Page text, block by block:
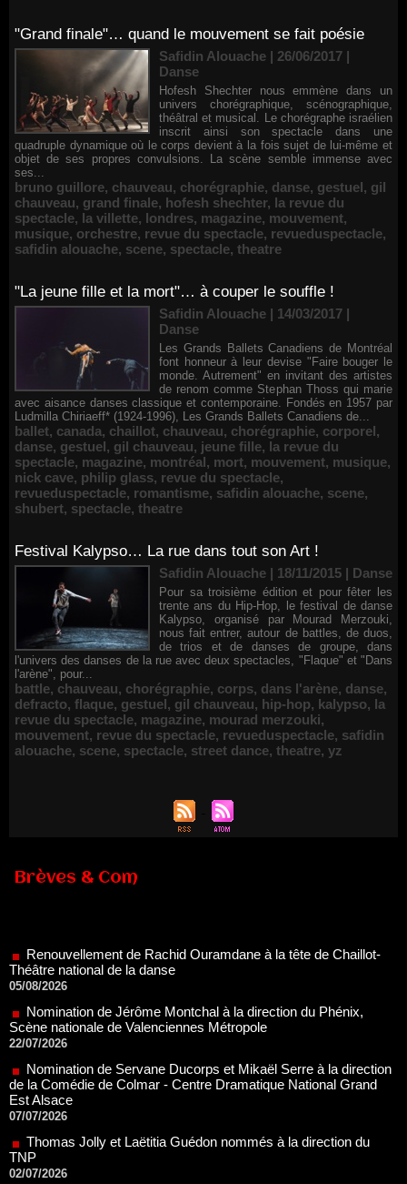
"Grand finale"… quand le mouvement se fait poésie
Safidin Alouache | 26/06/2017 |
Danse
Hofesh Shechter nous emmène dans un
univers chorégraphique, scénographique,
théâtral et musical. Le chorégraphe israélien
inscrit ainsi son spectacle dans une
quadruple dynamique où le corps devient à la fois sujet de lui-même et
objet de ses propres convulsions. La scène semble immense avec
ses...
bruno guillore, chauveau, chorégraphie, danse, gestuel, gil
chauveau, grand finale, hofesh shechter, la revue du
spectacle, la villette, londres, magazine, mouvement,
musique, orchestre, revue du spectacle, revueduspectacle,
safidin alouache, scene, spectacle, theatre
"La jeune fille et la mort"… à couper le souffle !
Safidin Alouache | 14/03/2017 |
Danse
Les Grands Ballets Canadiens de Montréal
font honneur à leur devise "Faire bouger le
monde. Autrement" en invitant des artistes
de renom comme Stephan Thoss qui marie
avec aisance danses classique et contemporaine. Fondés en 1957 par
Ludmilla Chiriaeff* (1924-1996), Les Grands Ballets Canadiens de...
ballet, canada, chaillot, chauveau, chorégraphie, corporel,
danse, gestuel, gil chauveau, jeune fille, la revue du
spectacle, magazine, montréal, mort, mouvement, musique,
nick cave, philip glass, revue du spectacle,
revueduspectacle, romantisme, safidin alouache, scene,
shubert, spectacle, theatre
Festival Kalypso… La rue dans tout son Art !
Safidin Alouache | 18/11/2015 | Danse
Pour sa troisième édition et pour fêter les
trente ans du Hip-Hop, le festival de danse
Kalypso, organisé par Mourad Merzouki,
nous fait entrer, autour de battles, de duos,
de trios et de danses de groupe, dans
l'univers des danses de la rue avec deux spectacles, "Flaque" et "Dans
l'arène", pour...
battle, chauveau, chorégraphie, corps, dans l'arène, danse,
defracto, flaque, gestuel, gil chauveau, hip-hop, kalypso, la
revue du spectacle, magazine, mourad merzouki,
mouvement, revue du spectacle, revueduspectacle, safidin
alouache, scene, spectacle, street dance, theatre, yz
Brèves & Com
05/08/2026
Nomination de Jérôme Montchal à la direction du Phénix,
Scène nationale de Valenciennes Métropole
22/07/2026
Nomination de Servane Ducorps et Mikaël Serre à la direction
de la Comédie de Colmar - Centre Dramatique National Grand
07/07/2026
Thomas Jolly et Laëtitia Guédon nommés à la direction du
TNP
02/07/2026
Fonds SACD Théâtre : les lauréats 2026
23/06/2026